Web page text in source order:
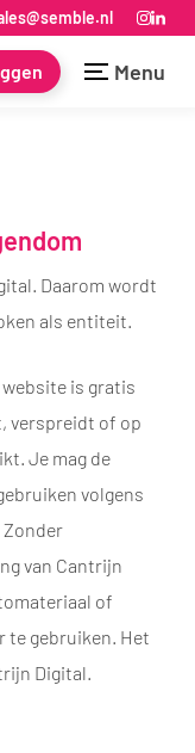
Menu
Daarom wordt
als entiteit.
is gratis
verspreidt of op
Je mag de
volgens
Zonder
van Cantrijn
of
te gebruiken. Het
Digital.